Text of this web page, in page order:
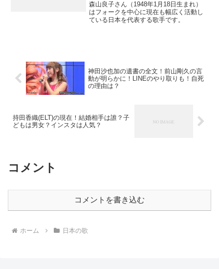
森山良子さん（1948年1月18日生まれ）
はフォークを中心に現在も幅広く活動し
ている日本を代表する歌手です。
神田沙也加の遺書の全文！前山剛久の言
動が明らかに！LINEのやり取りも！自死
の理由は？
持田香織(ELT)の現在！結婚相手は誰？子
どもは男女？インスタは人気？
コメント
コメントを書き込む
ホーム 日本の歌